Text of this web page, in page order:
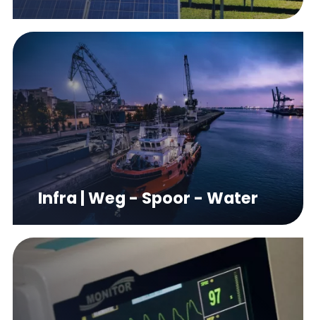
Infra | Weg - Spoor - Water